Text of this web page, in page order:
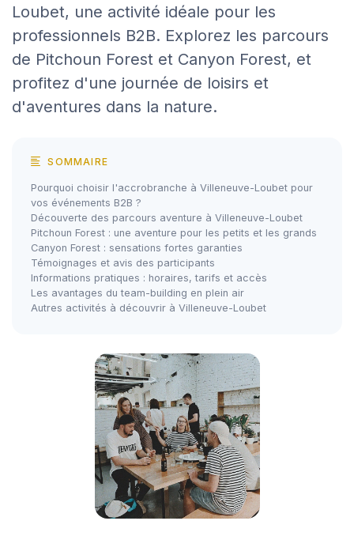
Loubet, une activité idéale pour les
professionnels B2B. Explorez les parcours
de Pitchoun Forest et Canyon Forest, et
profitez d'une journée de loisirs et
d'aventures dans la nature.
SOMMAIRE
Pourquoi choisir l'accrobranche à Villeneuve-Loubet pour
vos événements B2B ?
Découverte des parcours aventure à Villeneuve-Loubet
Pitchoun Forest : une aventure pour les petits et les grands
Canyon Forest : sensations fortes garanties
Témoignages et avis des participants
Informations pratiques : horaires, tarifs et accès
Les avantages du team-building en plein air
Autres activités à découvrir à Villeneuve-Loubet